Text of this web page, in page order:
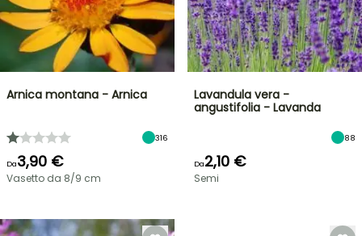
Arnica montana - Arnica
316
Da3,90 €
Vasetto da 8/9 cm
Lavandula vera -
angustifolia - Lavanda
88
Da2,10 €
Semi